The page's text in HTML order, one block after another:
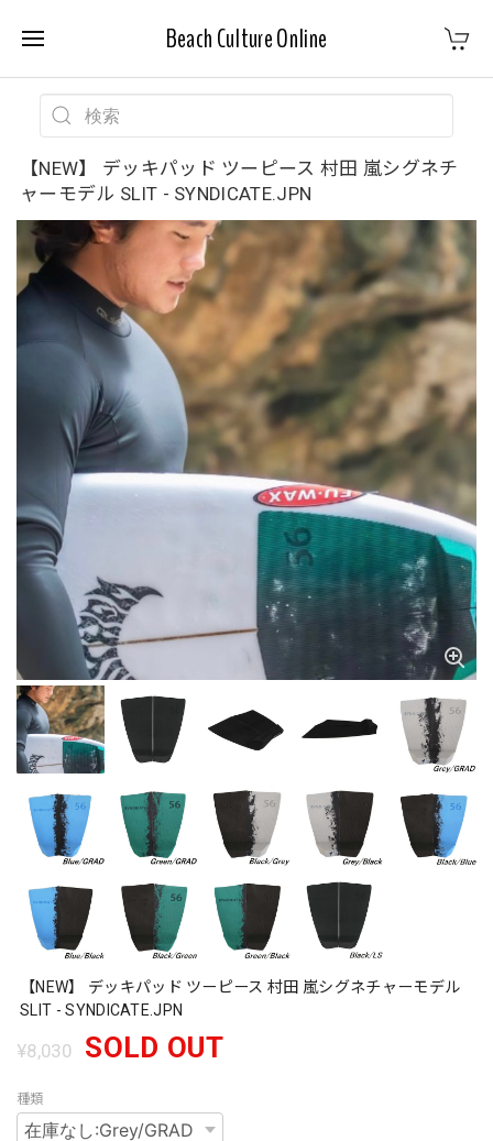
Beach Culture Online
【NEW】 デッキパッド ツーピース 村田 嵐シグネチ
ャーモデル SLIT - SYNDICATE.JPN
【NEW】 デッキパッド ツーピース 村田 嵐シグネチャーモデル
SLIT - SYNDICATE.JPN
¥8,030 SOLD OUT
種類